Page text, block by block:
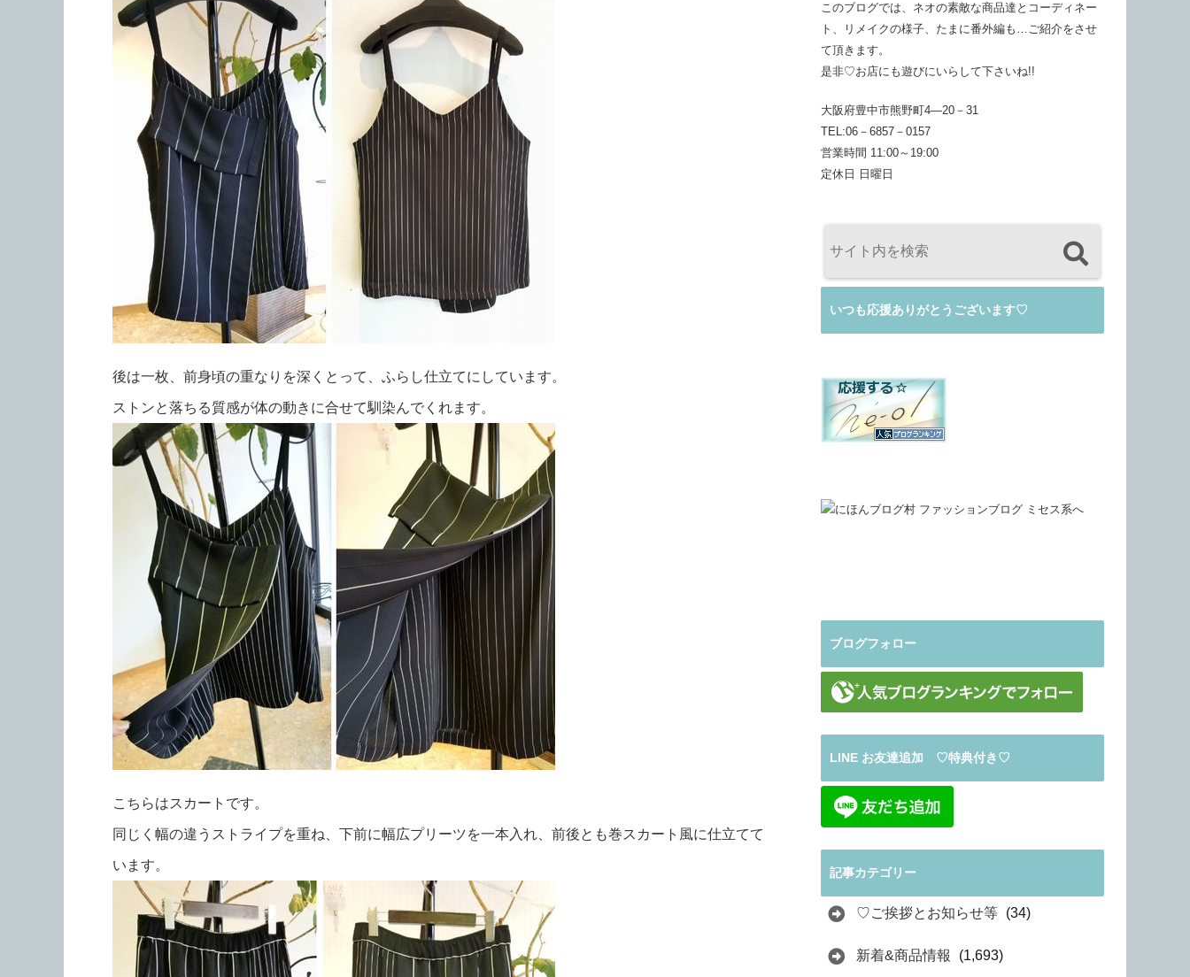
後は一枚、前身頃の重なりを深くとって、ふらし仕立てにしています。
ストンと落ちる質感が体の動きに合せて馴染んでくれます。
こちらはスカートです。
同じく幅の違うストライプを重ね、下前に幅広プリーツを一本入れ、前後とも巻スカート風に仕立てて
います。
このブログでは、ネオの素敵な商品達とコーディネー
ト、リメイクの様子、たまに番外編も…ご紹介をさせ
て頂きます。
是非♡お店にも遊びにいらして下さいね!!
大阪府豊中市熊野町4―20－31
TEL:06－6857－0157
営業時間 11:00～19:00
定休日 日曜日
いつも応援ありがとうございます♡
ブログフォロー
LINE お友達追加 ♡特典付き♡
記事カテゴリー
♡ご挨拶とお知らせ等 (34)
新着&商品情報 (1,693)